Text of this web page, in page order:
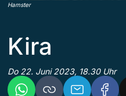
Hamster
Kira
Do 22. Juni 2023, 18.30 Uhr